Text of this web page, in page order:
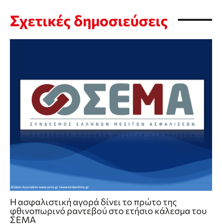
Σχετικές δημοσιεύσεις
Η ασφαλιστική αγορά δίνει το πρώτο της
φθινοπωρινό ραντεβού στο ετήσιο κάλεσμα του
ΣΕΜΑ